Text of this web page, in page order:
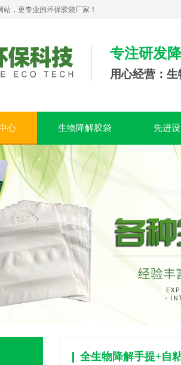
，更专业的环保胶袋厂家！
专注研发
用心经营：
心 生物降解胶袋 先进
PLA+PBAT全生物降解贴骨袋 密封包装袋 五金包装
全生物降解手提+自